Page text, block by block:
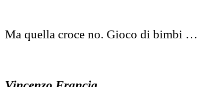
Ma quella croce no. Gioco di bimbi …